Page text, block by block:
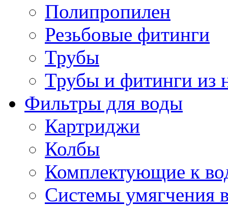
Полипропилен
Резьбовые фитинги
Трубы
Трубы и фитинги из
Фильтры для воды
Картриджи
Колбы
Комплектующие к
Системы умягчения